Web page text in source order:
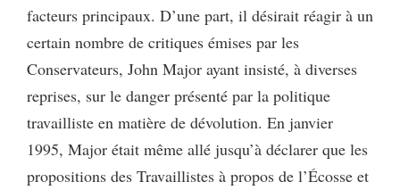
facteurs principaux. D’une part, il désirait réagir à un
certain nombre de critiques émises par les
Conservateurs, John Major ayant insisté, à diverses
reprises, sur le danger présenté par la politique
travailliste en matière de dévolution. En janvier
1995, Major était même allé jusqu’à déclarer que les
propositions des Travaillistes à propos de l’Écosse et